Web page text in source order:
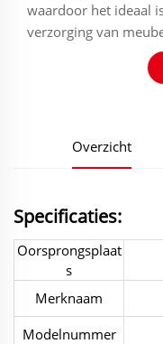
waardoor het ideaal
verzorging van
Overzicht
Specificaties:
Oorsprongsplaat
s
Merknaam
Modelnummer